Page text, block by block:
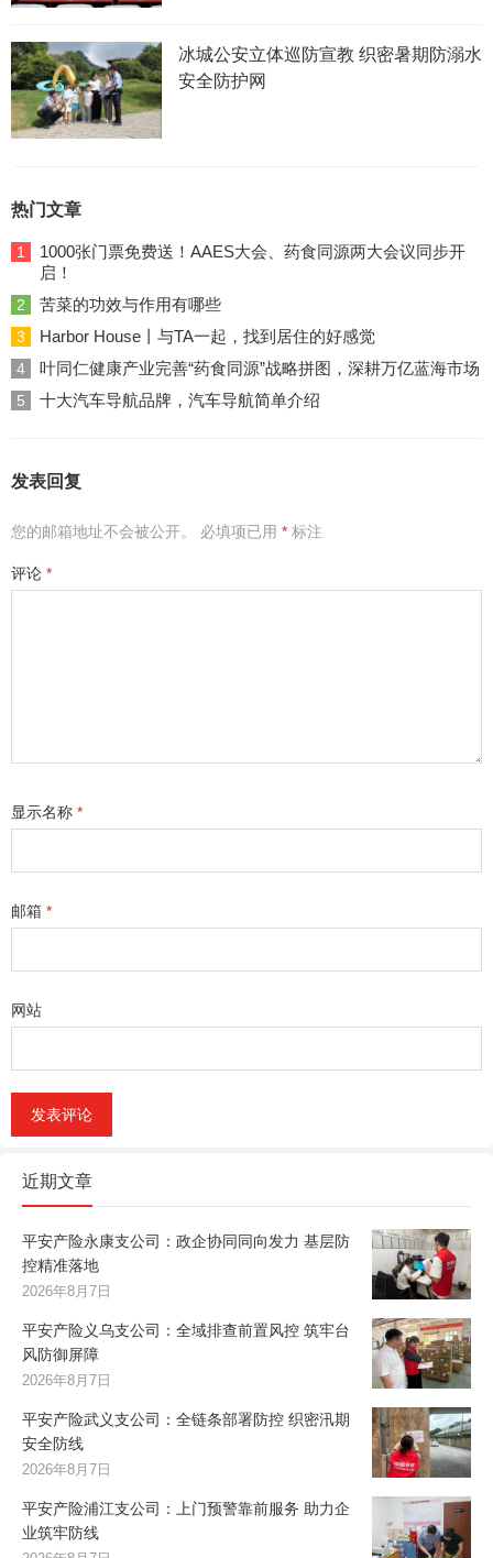
冰城公安立体巡防宣教 织密暑期防溺水
安全防护网
热门文章
1
1000张门票免费送！AAES大会、药食同源两大会议同步开
启！
2 苦菜的功效与作用有哪些
3 Harbor House丨与TA一起，找到居住的好感觉
4 叶同仁健康产业完善“药食同源”战略拼图，深耕万亿蓝海市场
5 十大汽车导航品牌，汽车导航简单介绍
发表回复
您的邮箱地址不会被公开。 必填项已用 * 标注
评论 *
显示名称 *
邮箱 *
网站
近期文章
平安产险永康支公司：政企协同同向发力 基层防
控精准落地
2026年8月7日
平安产险义乌支公司：全域排查前置风控 筑牢台
风防御屏障
2026年8月7日
平安产险武义支公司：全链条部署防控 织密汛期
安全防线
2026年8月7日
平安产险浦江支公司：上门预警靠前服务 助力企
业筑牢防线